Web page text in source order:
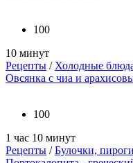
100
10 минут
Рецепты / Холодные
Овсянка с чиа и
100
1 час 10 минут
Рецепты /Булочки, пироги